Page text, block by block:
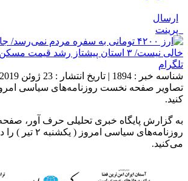
ارسال
پرینت
شناسه خبر : 1894 | تاریخ انتشار : 23 ژوئن 2019 - 4:53 |
تصاویر صفحه نخست روزنامه‌های سیاسی
کنید.
به گزارش پایگاه خبری تحلیلی حرف آور،
روزنامه‌های سیاسی
می‌کنید.